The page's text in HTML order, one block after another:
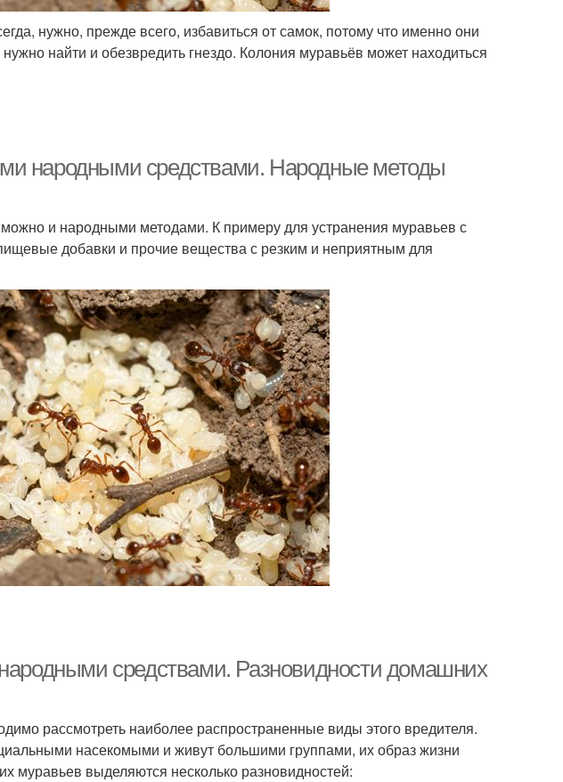
нужно, прежде всего, избавиться от самок, потому что именно они
найти и обезвредить гнездо. Колония муравьёв может находиться
народными средствами. Народные методы
и народными методами. К примеру для устранения муравьев с
добавки и прочие вещества с резким и неприятным для
средствами. Разновидности домашних
рассмотреть наиболее распространенные виды этого вредителя.
насекомыми и живут большими группами, их образ жизни
муравьев выделяются несколько разновидностей: